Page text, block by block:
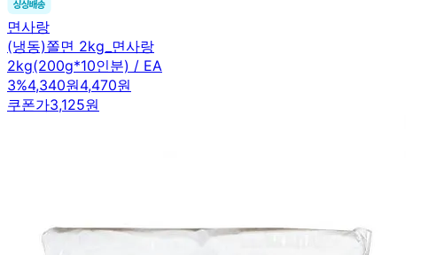
면사랑
(냉동)쫄면 2kg_면사랑
2kg(200g*10인분) / EA
3%4,340원4,470원
쿠폰가3,125원